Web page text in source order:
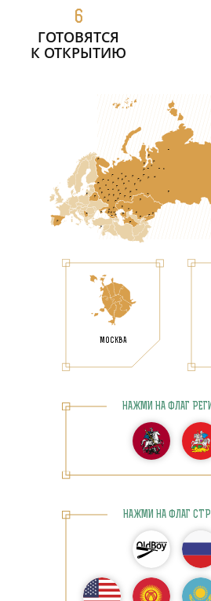
6
ГОТОВЯТСЯ
К ОТКРЫТИЮ
МОСКВА
НАЖМИ НА ФЛАГ
НАЖМИ НА ФЛАГ